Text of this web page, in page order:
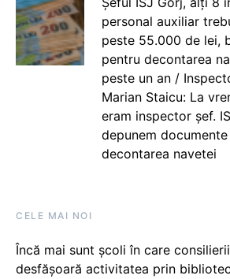
personal auxiliar
peste 55.000 de lei,
pentru decontarea
peste un an /
Marian Staicu: La
eram inspector șef.
depunem
decontarea navetei
CELE MAI NOI
Încă mai sunt școli în care
desfășoară activitatea prin